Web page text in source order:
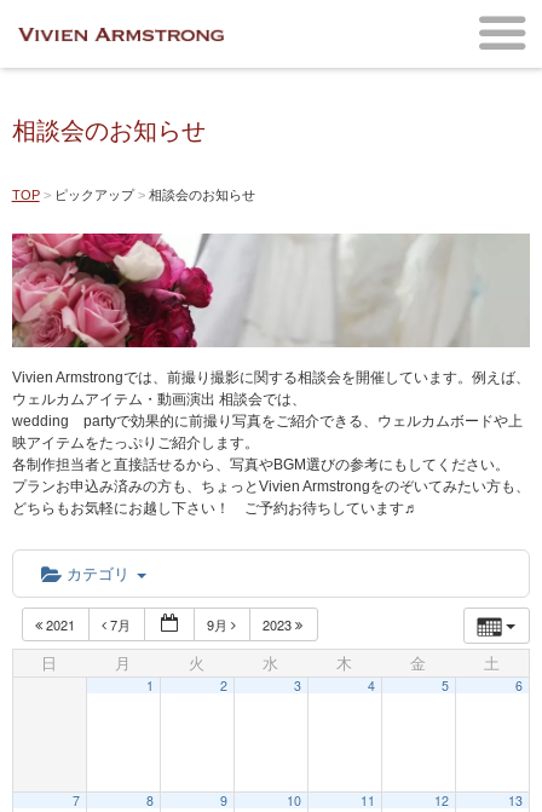
相談会のお知らせ
TOP ピックアップ 相談会のお知らせ
Vivien Armstrongでは、前撮り撮影に関する相談会を開催しています。例えば、
ウェルカムアイテム・動画演出 相談会では、
wedding partyで効果的に前撮り写真をご紹介できる、ウェルカムボードや上
映アイテムをたっぷりご紹介します。
各制作担当者と直接話せるから、写真やBGM選びの参考にもしてください。
プランお申込み済みの方も、ちょっとVivien Armstrongをのぞいてみたい方も、
どちらもお気軽にお越し下さい！ ご予約お待ちしています♬
カテゴリ
2021 7月 9月 2023
日 月 火 水 木 金 土
1 2 3 4 5 6
7 8 9 10 11 12 13